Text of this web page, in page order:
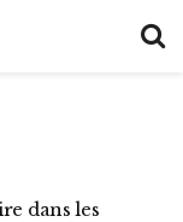
dans les